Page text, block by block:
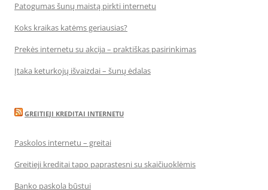
Patogumas šunų maistą pirkti internetu
Koks kraikas katėms geriausias?
Prekės internetu su akcija – praktiškas pasirinkimas
Įtaka keturkojų išvaizdai – šunų ėdalas
GREITIEJI KREDITAI INTERNETU
Paskolos internetu – greitai
Greitieji kreditai tapo paprastesni su skaičiuoklėmis
Banko paskola būstui